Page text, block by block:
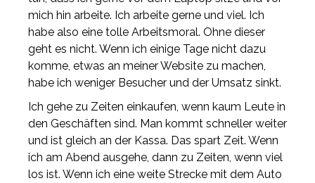
mich hin arbeite. Ich arbeite gerne und viel. Ich
habe also eine tolle Arbeitsmoral. Ohne dieser
geht es nicht. Wenn ich einige Tage nicht dazu
komme, etwas an meiner Website zu machen,
habe ich weniger Besucher und der Umsatz sinkt.
Ich gehe zu Zeiten einkaufen, wenn kaum Leute in
den Geschäften sind. Man kommt schneller weiter
und ist gleich an der Kassa. Das spart Zeit. Wenn
ich am Abend ausgehe, dann zu Zeiten, wenn viel
los ist. Wenn ich eine weite Strecke mit dem Auto